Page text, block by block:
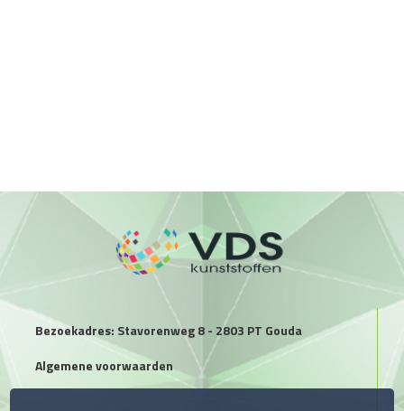
Bezoekadres: Stavorenweg 8 - 2803 PT Gouda
Algemene voorwaarden